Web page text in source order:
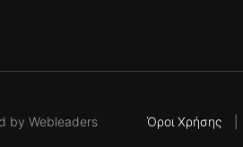
by Webleaders Όροι Χρήσης|